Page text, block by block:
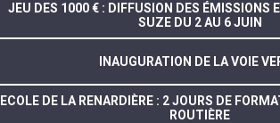
JEU DES 1000 € : DIFFUSION DES ÉMISSIONS
SUZE DU 2 AU 6 JUIN
INAUGURATION DE LA VOIE
ECOLE DE LA RENARDIÈRE : 2 JOURS DE
ROUTIÈRE